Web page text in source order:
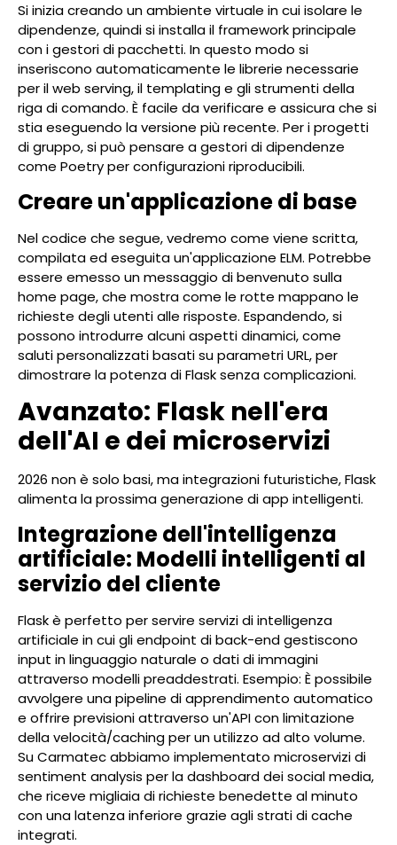
Si inizia creando un ambiente virtuale in cui isolare le
dipendenze, quindi si installa il framework principale
con i gestori di pacchetti. In questo modo si
inseriscono automaticamente le librerie necessarie
per il web serving, il templating e gli strumenti della
riga di comando. È facile da verificare e assicura che si
stia eseguendo la versione più recente. Per i progetti
di gruppo, si può pensare a gestori di dipendenze
come Poetry per configurazioni riproducibili.
Creare un'applicazione di base
Nel codice che segue, vedremo come viene scritta,
compilata ed eseguita un'applicazione ELM. Potrebbe
essere emesso un messaggio di benvenuto sulla
home page, che mostra come le rotte mappano le
richieste degli utenti alle risposte. Espandendo, si
possono introdurre alcuni aspetti dinamici, come
saluti personalizzati basati su parametri URL, per
dimostrare la potenza di Flask senza complicazioni.
Avanzato: Flask nell'era
dell'AI e dei microservizi
2026 non è solo basi, ma integrazioni futuristiche, Flask
alimenta la prossima generazione di app intelligenti.
Integrazione dell'intelligenza
artificiale: Modelli intelligenti al
servizio del cliente
Flask è perfetto per servire servizi di intelligenza
artificiale in cui gli endpoint di back-end gestiscono
input in linguaggio naturale o dati di immagini
attraverso modelli preaddestrati. Esempio: È possibile
avvolgere una pipeline di apprendimento automatico
e offrire previsioni attraverso un'API con limitazione
della velocità/caching per un utilizzo ad alto volume.
Su Carmatec abbiamo implementato microservizi di
sentiment analysis per la dashboard dei social media,
che riceve migliaia di richieste benedette al minuto
con una latenza inferiore grazie agli strati di cache
integrati.